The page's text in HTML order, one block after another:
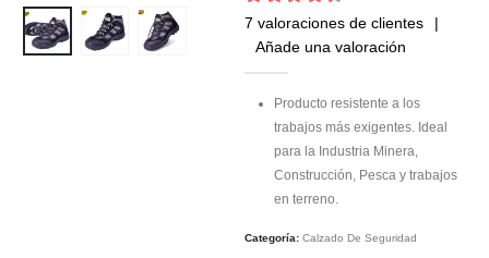
4.43out of 5
7 valoraciones de clientes
|
Añade una valoración
Producto resistente a los
trabajos más exigentes. Ideal
para la Industria Minera,
Construcción, Pesca y trabajos
en terreno.
Categoría: Calzado De Seguridad